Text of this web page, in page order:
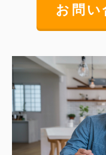
お問い